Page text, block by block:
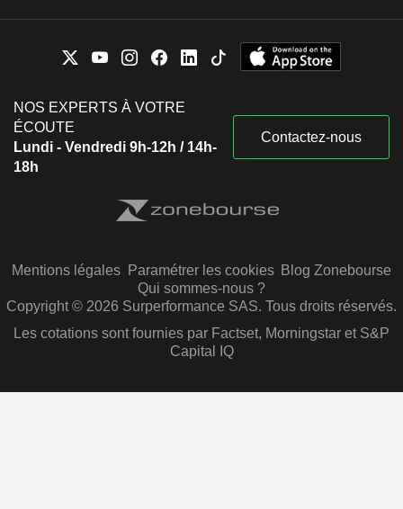
NOS EXPERTS À VOTRE
ÉCOUTE
Lundi - Vendredi 9h-12h / 14h-
18h
Contactez-nous
Mentions légales Paramétrer les cookies Blog Zonebourse
Qui sommes-nous ?
Copyright © 2026 Surperformance SAS. Tous droits réservés.
Les cotations sont fournies par Factset, Morningstar et S&P
Capital IQ